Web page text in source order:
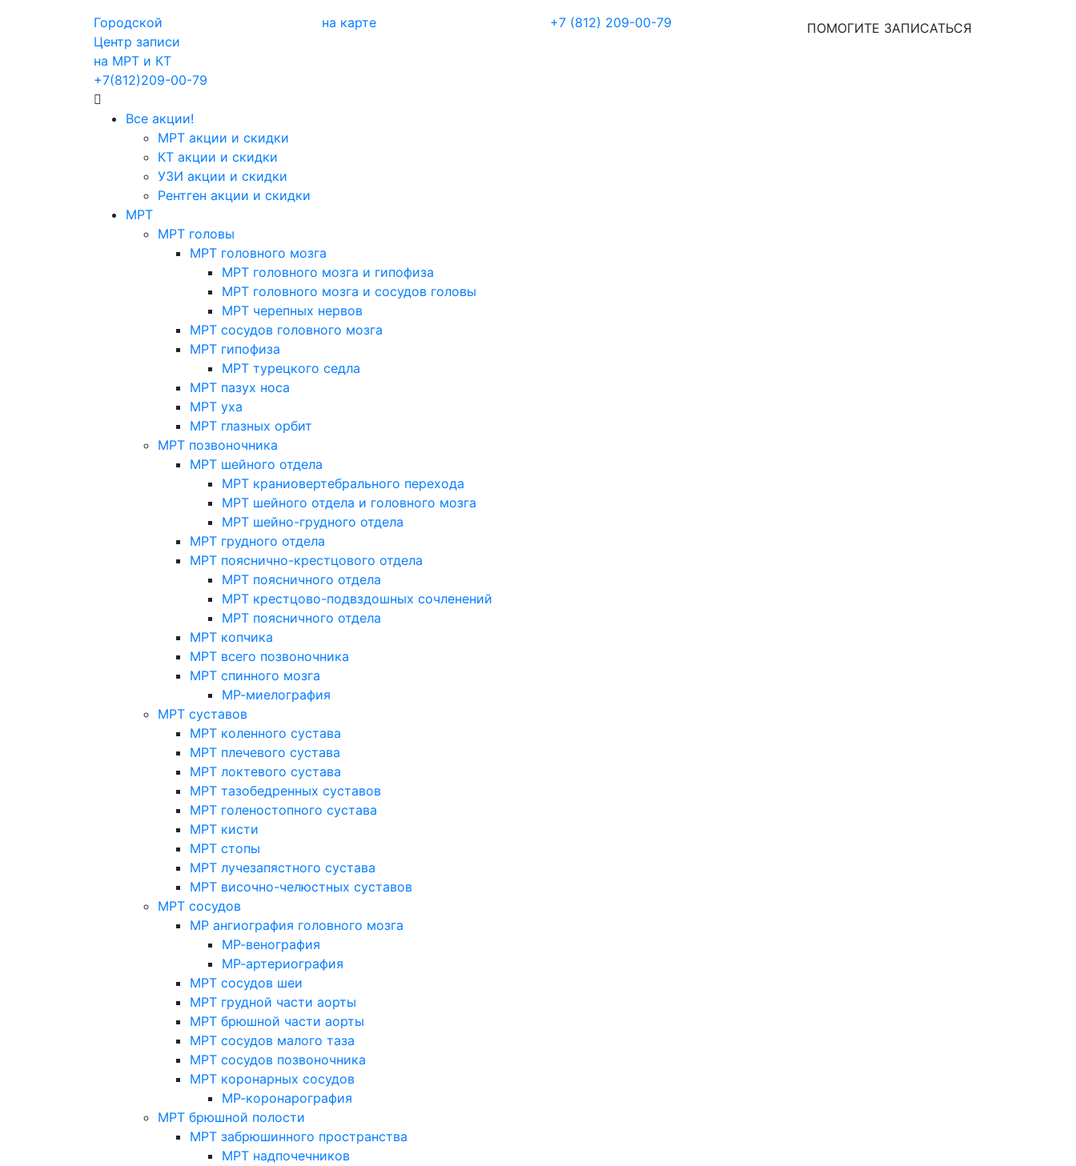
Городской
Центр записи
на МРТ и КТ
+7(812)209-00-79
на карте +7 (812) 209-00-79 ПОМОГИТЕ ЗАПИСАТЬСЯ
Все акции!
МРТ акции и скидки
КТ акции и скидки
УЗИ акции и скидки
Рентген акции и скидки
МРТ
МРТ головы
МРТ головного мозга
МРТ головного мозга и гипофиза
МРТ головного мозга и сосудов головы
МРТ черепных нервов
МРТ сосудов головного мозга
МРТ гипофиза
МРТ турецкого седла
МРТ пазух носа
МРТ уха
МРТ глазных орбит
МРТ позвоночника
МРТ шейного отдела
МРТ краниовертебрального перехода
МРТ шейного отдела и головного мозга
МРТ шейно-грудного отдела
МРТ грудного отдела
МРТ пояснично-крестцового отдела
МРТ поясничного отдела
МРТ крестцово-подвздошных сочленений
МРТ поясничного отдела
МРТ копчика
МРТ всего позвоночника
МРТ спинного мозга
МР-миелография
МРТ суставов
МРТ коленного сустава
МРТ плечевого сустава
МРТ локтевого сустава
МРТ тазобедренных суставов
МРТ голеностопного сустава
МРТ кисти
МРТ стопы
МРТ лучезапястного сустава
МРТ височно-челюстных суставов
МРТ сосудов
МР ангиография головного мозга
МР-венография
МР-артериография
МРТ сосудов шеи
МРТ грудной части аорты
МРТ брюшной части аорты
МРТ сосудов малого таза
МРТ сосудов позвоночника
МРТ коронарных сосудов
МР-коронарография
МРТ брюшной полости
МРТ забрюшинного пространства
МРТ надпочечников